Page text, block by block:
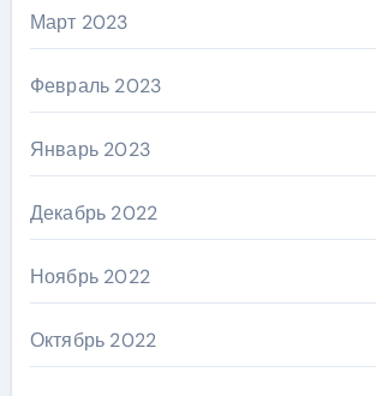
Март 2023
Февраль 2023
Январь 2023
Декабрь 2022
Ноябрь 2022
Октябрь 2022